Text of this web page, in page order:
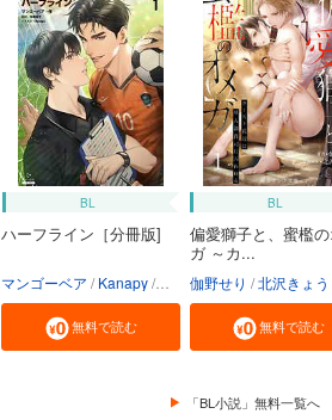
BL
ハーフライン［分冊版]
マンゴーベア Kanapy 加藤智子
無料で読む
BL
偏愛獅子と、蜜檻
ガ ～カ...
伽野せり 北沢きょう
無料で読む
「BL小説」無料一覧へ